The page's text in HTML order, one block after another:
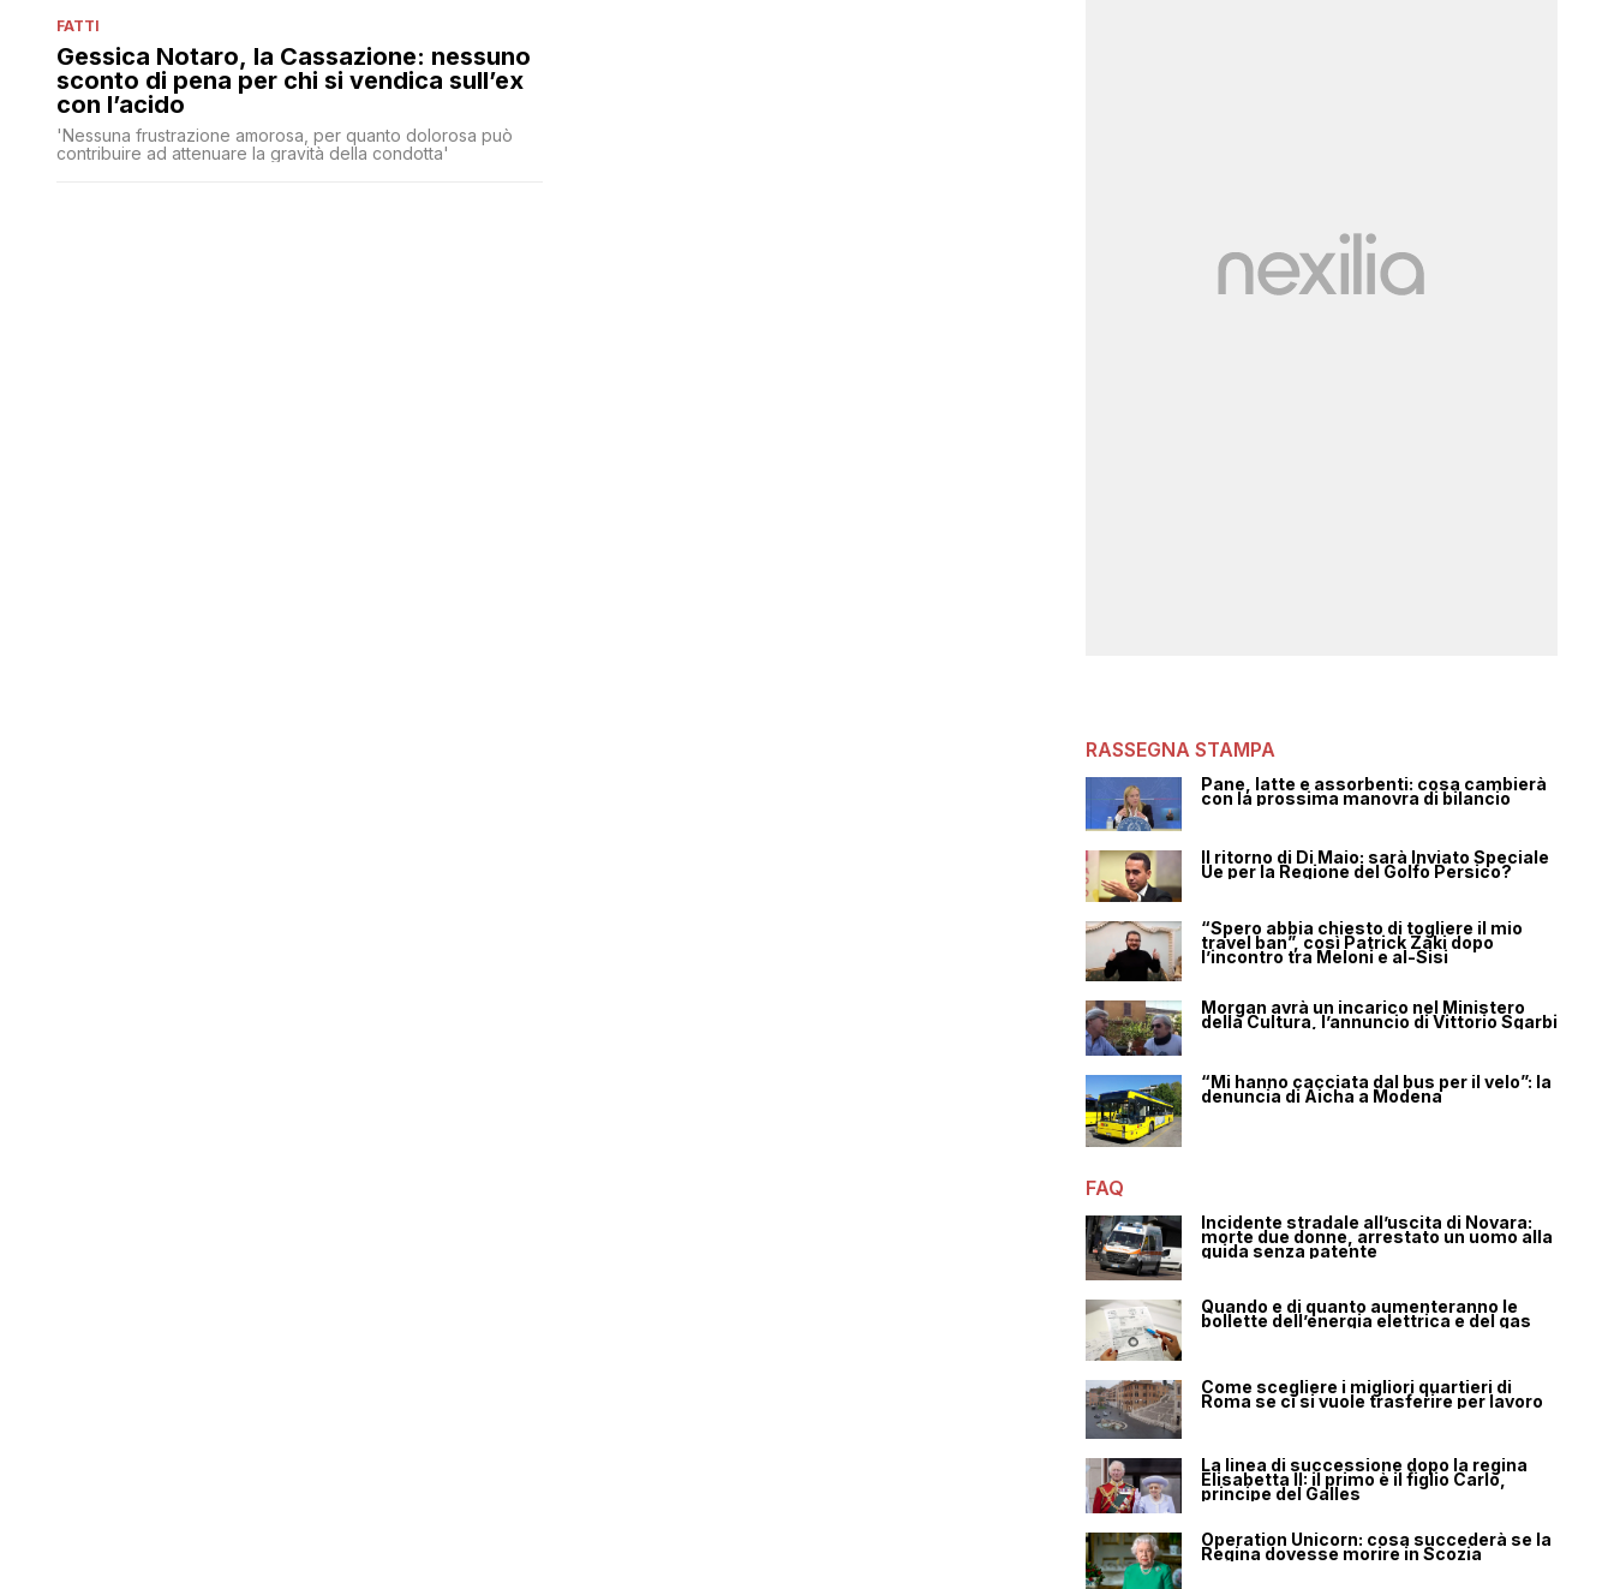
FATTI
Gessica Notaro, la Cassazione: nessuno
sconto di pena per chi si vendica sull’ex
con l’acido
'Nessuna frustrazione amorosa, per quanto dolorosa può
contribuire ad attenuare la gravità della condotta'
RASSEGNA STAMPA
Pane, latte e assorbenti: cosa cambierà
con la prossima manovra di bilancio
Il ritorno di Di Maio: sarà Inviato Speciale
Ue per la Regione del Golfo Persico?
“Spero abbia chiesto di togliere il mio
travel ban”, così Patrick Zaki dopo
l’incontro tra Meloni e al-Sisi
Morgan avrà un incarico nel Ministero
della Cultura, l’annuncio di Vittorio Sgarbi
“Mi hanno cacciata dal bus per il velo”: la
denuncia di Aicha a Modena
FAQ
Incidente stradale all’uscita di Novara:
morte due donne, arrestato un uomo alla
guida senza patente
Quando e di quanto aumenteranno le
bollette dell’energia elettrica e del gas
Come scegliere i migliori quartieri di
Roma se ci si vuole trasferire per lavoro
La linea di successione dopo la regina
Elisabetta II: il primo è il figlio Carlo,
principe del Galles
Operation Unicorn: cosa succederà se la
Regina dovesse morire in Scozia